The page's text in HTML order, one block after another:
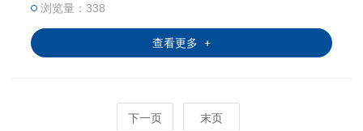
特性样品的测试需求。仪器整体结构紧凑、运行稳定、噪音
低、散热合理，可长时间连续工作，提升实验室检测效率。
浏览量：338
查看更多 +
下一页 末页